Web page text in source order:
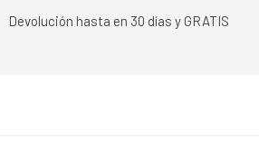
Devolución hasta en 30 días y GRATIS